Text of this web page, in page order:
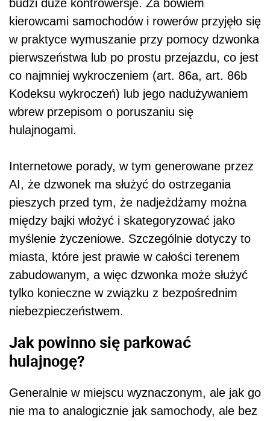
budzi duże kontrowersje. Za bowiem
kierowcami samochodów i rowerów przyjęło się
w praktyce wymuszanie przy pomocy dzwonka
pierwszeństwa lub po prostu przejazdu, co jest
co najmniej wykroczeniem (art. 86a, art. 86b
Kodeksu wykroczeń) lub jego nadużywaniem
wbrew przepisom o poruszaniu się
hulajnogami.
Internetowe porady, w tym generowane przez
AI, że dzwonek ma służyć do ostrzegania
pieszych przed tym, że nadjeżdżamy można
między bajki włożyć i skategoryzować jako
myślenie życzeniowe. Szczególnie dotyczy to
miasta, które jest prawie w całości terenem
zabudowanym, a więc dzwonka może służyć
tylko konieczne w związku z bezpośrednim
niebezpieczeństwem.
Jak powinno się parkować
hulajnogę?
Generalnie w miejscu wyznaczonym, ale jak go
nie ma to analogicznie jak samochody, ale bez